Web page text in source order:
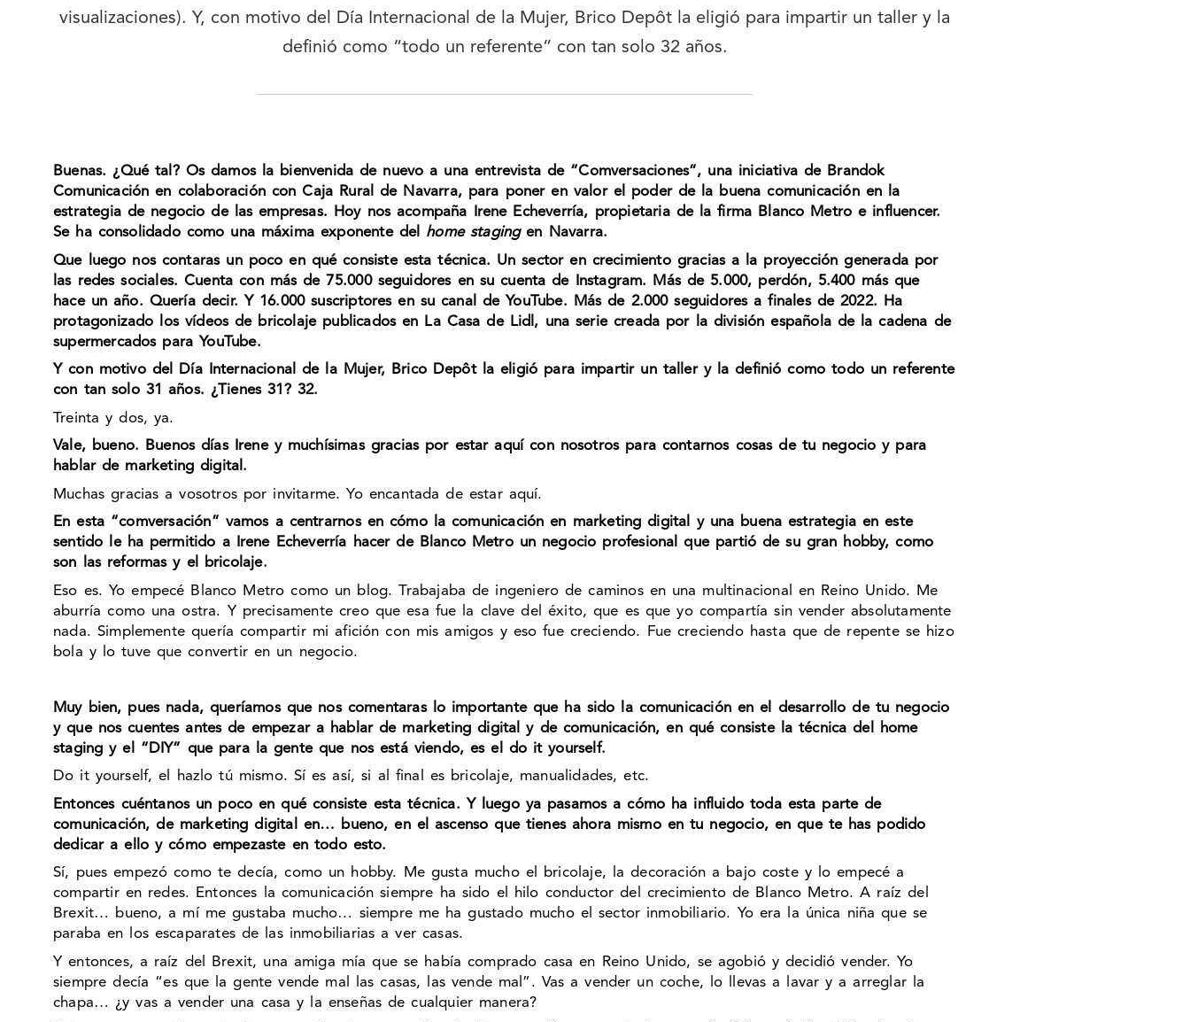
visualizaciones). Y, con motivo del Día Internacional de la Mujer, Brico Depôt la eligió para impartir un taller y la
definió como “todo un referente” con tan solo 32 años.
Buenas. ¿Qué tal? Os damos la bienvenida de nuevo a una entrevista de “Comversaciones”, una iniciativa de Brandok
Comunicación en colaboración con Caja Rural de Navarra, para poner en valor el poder de la buena comunicación en la
estrategia de negocio de las empresas. Hoy nos acompaña Irene Echeverría, propietaria de la firma Blanco Metro e influencer.
Se ha consolidado como una máxima exponente del home stagingen Navarra.
Que luego nos contaras un poco en qué consiste esta técnica. Un sector en crecimiento gracias a la proyección generada por
las redes sociales. Cuenta con más de 75.000 seguidores en su cuenta de Instagram. Más de 5.000, perdón, 5.400 más que
hace un año. Quería decir. Y 16.000 suscriptores en su canal de YouTube. Más de 2.000 seguidores a finales de 2022. Ha
protagonizado los vídeos de bricolaje publicados en La Casa de Lidl, una serie creada por la división española de la cadena de
supermercados para YouTube.
Y con motivo del Día Internacional de la Mujer, Brico Depôt la eligió para impartir un taller y la definió como todo un referente
con tan solo 31 años. ¿Tienes 31? 32.
Treinta y dos, ya.
Vale, bueno. Buenos días Irene y muchísimas gracias por estar aquí con nosotros para contarnos cosas de tu negocio y para
hablar de marketing digital.
Muchas gracias a vosotros por invitarme. Yo encantada de estar aquí.
En esta “comversación” vamos a centrarnos en cómo la comunicación en marketing digital y una buena estrategia en este
sentido le ha permitido a Irene Echeverría hacer de Blanco Metro un negocio profesional que partió de su gran hobby, como
son las reformas y el bricolaje.
Eso es. Yo empecé Blanco Metro como un blog. Trabajaba de ingeniero de caminos en una multinacional en Reino Unido. Me
aburría como una ostra. Y precisamente creo que esa fue la clave del éxito, que es que yo compartía sin vender absolutamente
nada. Simplemente quería compartir mi afición con mis amigos y eso fue creciendo. Fue creciendo hasta que de repente se hizo
bola y lo tuve que convertir en un negocio.
Muy bien, pues nada, queríamos que nos comentaras lo importante que ha sido la comunicación en el desarrollo de tu negocio
y que nos cuentes antes de empezar a hablar de marketing digital y de comunicación, en qué consiste la técnica del home
staging y el “DIY” que para la gente que nos está viendo, es el do it yourself.
Do it yourself, el hazlo tú mismo. Sí es así, si al final es bricolaje, manualidades, etc.
Entonces cuéntanos un poco en qué consiste esta técnica. Y luego ya pasamos a cómo ha influido toda esta parte de
comunicación, de marketing digital en… bueno, en el ascenso que tienes ahora mismo en tu negocio, en que te has podido
dedicar a ello y cómo empezaste en todo esto.
Sí, pues empezó como te decía, como un hobby. Me gusta mucho el bricolaje, la decoración a bajo coste y lo empecé a
compartir en redes. Entonces la comunicación siempre ha sido el hilo conductor del crecimiento de Blanco Metro. A raíz del
Brexit… bueno, a mí me gustaba mucho… siempre me ha gustado mucho el sector inmobiliario. Yo era la única niña que se
paraba en los escaparates de las inmobiliarias a ver casas.
Y entonces, a raíz del Brexit, una amiga mía que se había comprado casa en Reino Unido, se agobió y decidió vender. Yo
siempre decía “es que la gente vende mal las casas, las vende mal”. Vas a vender un coche, lo llevas a lavar y a arreglar la
chapa… ¿y vas a vender una casa y la enseñas de cualquier manera?